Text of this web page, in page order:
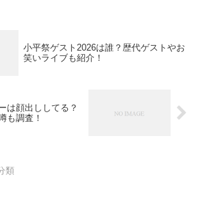
小平祭ゲスト2026は誰？歴代ゲストやお
笑いライブも紹介！
は顔出ししてる？
も調査！
類